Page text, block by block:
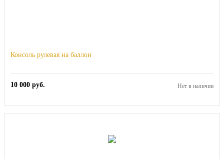
Консоль рулевая на баллон
10 000 руб. Нет в наличии